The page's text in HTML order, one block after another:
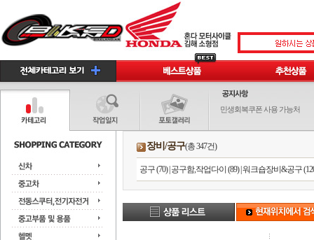
민생회복쿠폰 사용 가능처
장비/공구(총 347건)
공구 (70)| 공구함,작업다이 (89)|워크숍장비&공구